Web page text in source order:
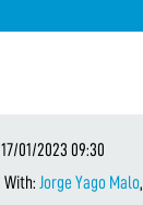
17/01/2023 09:30
With: Jorge Yago Malo,